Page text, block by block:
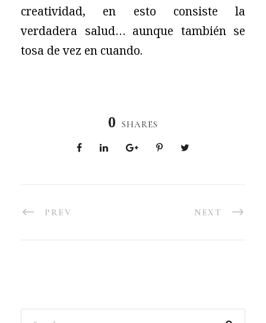
creatividad, en esto consiste la
verdadera salud… aunque también se
tosa de vez en cuando.
0 SHARES
PREV NEXT